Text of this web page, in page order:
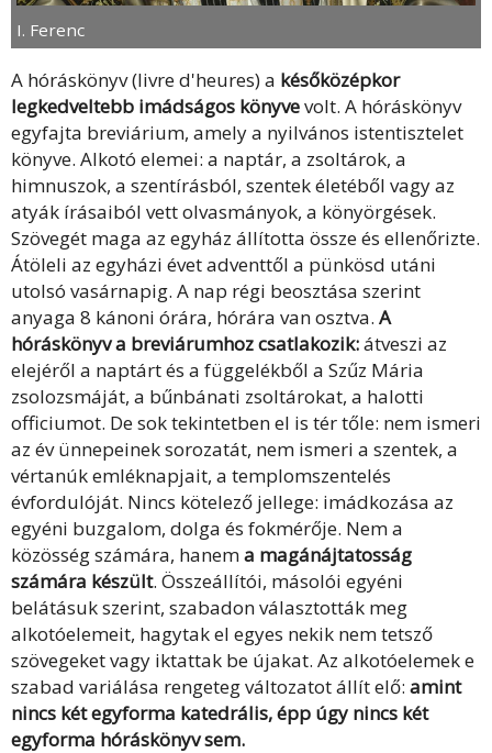
I. Ferenc
A hóráskönyv (livre d'heures) a későközépkor
legkedveltebb imádságos könyvevolt. A hóráskönyv
egyfajta breviárium, amely a nyilvános istentisztelet
könyve. Alkotó elemei: a naptár, a zsoltárok, a
himnuszok, a szentírásból, szentek életéből vagy az
atyák írásaiból vett olvasmányok, a könyörgések.
Szövegét maga az egyház állította össze és ellenőrizte.
Átöleli az egyházi évet adventtől a pünkösd utáni
utolsó vasárnapig. A nap régi beosztása szerint
anyaga 8 kánoni órára, hórára van osztva. A
hóráskönyv a breviárumhoz csatlakozik:átveszi az
elejéről a naptárt és a függelékből a Szűz Mária
zsolozsmáját, a bűnbánati zsoltárokat, a halotti
officiumot. De sok tekintetben el is tér tőle: nem ismeri
az év ünnepeinek sorozatát, nem ismeri a szentek, a
vértanúk emléknapjait, a templomszentelés
évfordulóját. Nincs kö­telező jellege: imádkozása az
egyéni buzgalom, dolga és fokmérője. Nem a
közösség számára, hanema magánájtatosság
számára készült. Összeállítói, másolói egyéni
belátásuk szerint, szabadon választották meg
alkotóelemeit, hagytak el egyes nekik nem tetsző
szövegeket vagy iktattak be újakat. Az alkotóelemek e
szabad variálása rengeteg változatot állít elő: amint
nincs két egyforma katedrális, épp úgy nincs két
egyforma hóráskönyv sem.